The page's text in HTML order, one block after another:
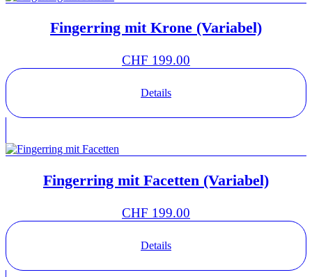
Fingerring mit Krone (Variabel)
CHF 199.00
Details
Fingerring mit Facetten (Variabel)
CHF 199.00
Details